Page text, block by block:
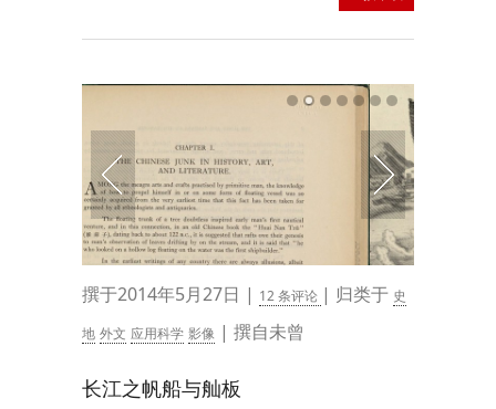
撰于2014年5月27日 | 12 条评论 | 归类于 史
地 外文 应用科学 影像 | 撰自未曾
长江之帆船与舢板